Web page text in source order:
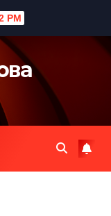
PM